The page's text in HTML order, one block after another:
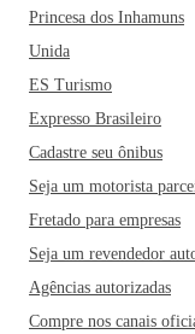
Princesa dos Inhamuns
Unida
ES Turismo
Expresso Brasileiro
Cadastre seu ônibus
Seja um motorista
Fretado para empresas
Seja um revendedor
Agências autorizadas
Compre nos canais